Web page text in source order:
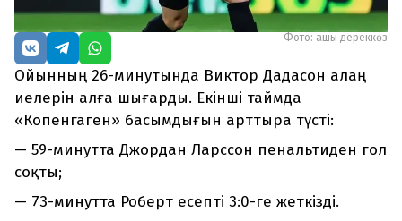
Фото: ашық дереккөз
Ойынның 26-минутында Виктор Дадасон алаң
иелерін алға шығарды. Екінші таймда
«Копенгаген» басымдығын арттыра түсті:
— 59-минутта Джордан Ларссон пенальтиден гол
соқты;
— 73-минутта Роберт есепті 3:0-ге жеткізді.